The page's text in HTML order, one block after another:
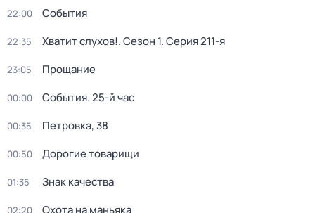
22:00 События
22:35 Хватит слухов!. Сезон 1. Серия 211-я
23:05 Прощание
00:00 События. 25-й час
00:35 Петровка, 38
00:50 Дорогие товарищи
01:35 Знак качества
02:20 Охота на маньяка